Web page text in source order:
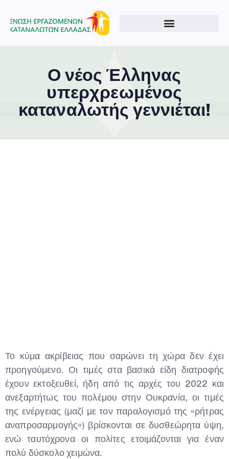
Ο νέος Έλληνας
υπερχρεωμένος
καταναλωτής γεννιέται!
Το κύμα ακρίβειας που σαρώνει τη χώρα δεν έχει
προηγούμενο. Οι τιμές στα βασικά είδη διατροφής
έχουν εκτοξευθεί, ήδη από τις αρχές του 2022 και
ανεξαρτήτως του πολέμου στην Ουκρανία, οι τιμές
της ενέργειας (μαζί με τον παραλογισμό της «ρήτρας
αναπροσαρμογής») βρίσκονται σε δυσθεώρητα ύψη,
ενώ ταυτόχρονα οι πολίτες ετοιμάζονται για έναν
πολύ δύσκολο χειμώνα.
Type and hit enter